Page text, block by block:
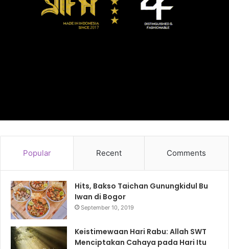
Popular Recent Comments
Hits, Bakso Taichan Gunungkidul Bu
Iwan di Bogor
September 10, 2019
Keistimewaan Hari Rabu: Allah SWT
Menciptakan Cahaya pada Hari Itu